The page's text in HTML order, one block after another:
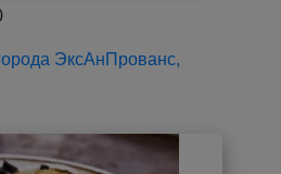
ЭксАнПрованс,